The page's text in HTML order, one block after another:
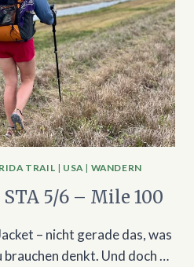
TRAIL | USA| WANDERN
5/6 – Mile 100
– nicht gerade das, was
brauchen denkt. Und doch …